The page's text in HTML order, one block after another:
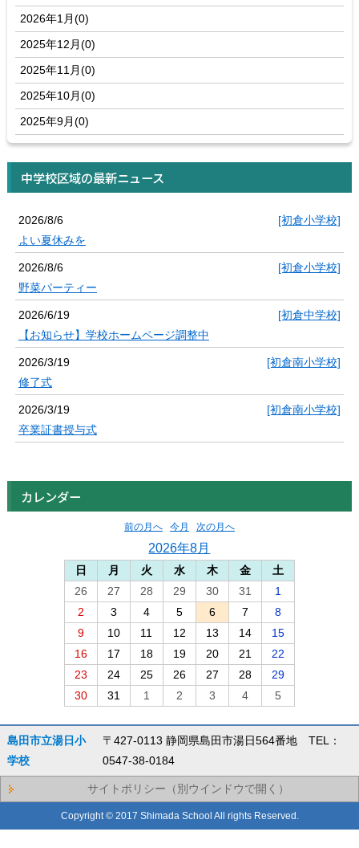
2026年1月(0)
2025年12月(0)
2025年11月(0)
2025年10月(0)
2025年9月(0)
中学校区域の最新ニュース
2026/8/6
[初倉小学校]
よい夏休みを
2026/8/6
[初倉小学校]
野菜パーティー
2026/6/19
[初倉中学校]
【お知らせ】学校ホームページ調整中
2026/3/19
[初倉南小学校]
修了式
2026/3/19
[初倉南小学校]
卒業証書授与式
カレンダー
前の月へ 今月 次の月へ
2026年8月
日 月 火 水 木 金
土
26
27 28 29 30 31
1
2
3 4 5 6 7
8
9
10 11 12 13 14
15
16
17 18 19 20 21
22
23
24 25 26 27 28
29
30
31 1 2 3 4 5
島田市立湯日小
学校
〒427-0113 静岡県島田市湯日564番地 TEL：
0547-38-0184
サイトポリシー（別ウインドウで開く）
Copyright © 2017 Shimada School All rights Reserved.